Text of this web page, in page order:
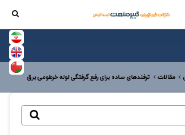
مقالات ترفندهای ساده برای رفع گرفتگی لوله خرطومی برق